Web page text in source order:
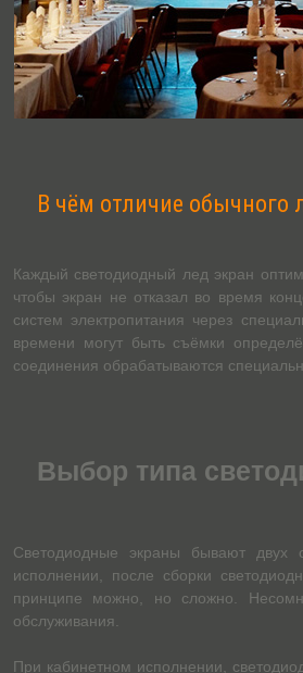
В чём отличие обычного
Каждый светодиодный лед экран
чтобы экран не отказал во время
систем электропитания через
времени могут быть съёмки
соединения обрабатываются
Выбор типа
Светодиодные экраны бывают двух
исполнении, после сборки
принципе можно, но сложно.
обслуживания.
При кабинетном исполнении,